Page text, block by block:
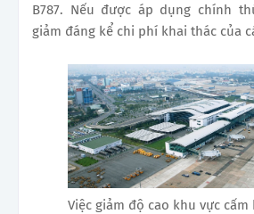
B787. Nếu được áp dụng chính
giảm đáng kể chi phí khai thác của
Việc giảm độ cao khu vực cấm